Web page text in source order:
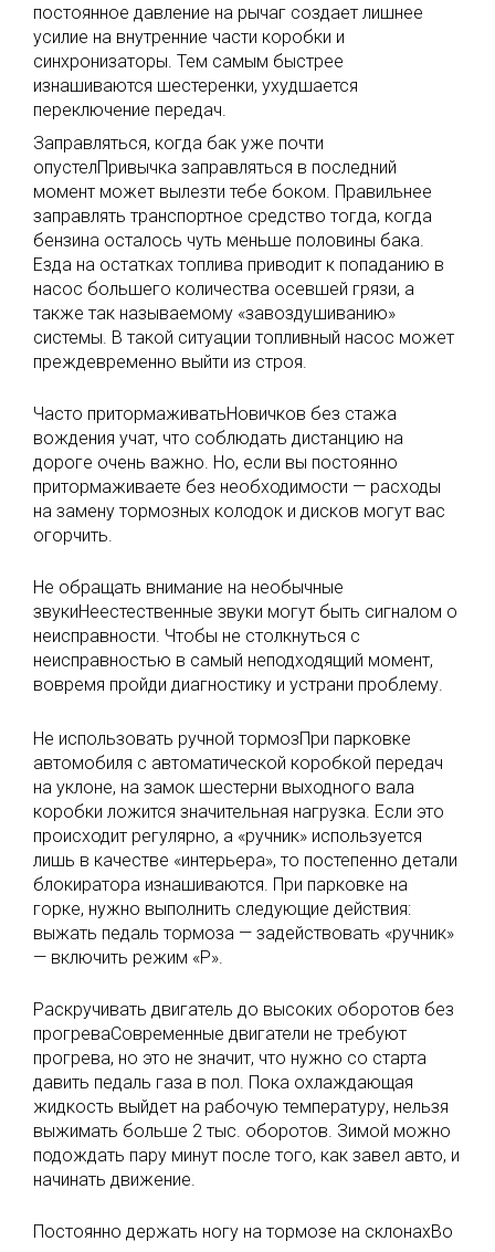
постоянное давление на рычаг создает лишнее
усилие на внутренние части коробки и
синхронизаторы. Тем самым быстрее
изнашиваются шестеренки, ухудшается
переключение передач.
Заправляться, когда бак уже почти
опустелПривычка заправляться в последний
момент может вылезти тебе боком. Правильнее
заправлять транспортное средство тогда, когда
бензина осталось чуть меньше половины бака.
Езда на остатках топлива приводит к попаданию в
насос большего количества осевшей грязи, а
также так называемому «завоздушиванию»
системы. В такой ситуации топливный насос может
преждевременно выйти из строя.
Часто притормаживатьНовичков без стажа
вождения учат, что соблюдать дистанцию на
дороге очень важно. Но, если вы постоянно
притормаживаете без необходимости — расходы
на замену тормозных колодок и дисков могут вас
огорчить.
Не обращать внимание на необычные
звукиНеестественные звуки могут быть сигналом о
неисправности. Чтобы не столкнуться с
неисправностью в самый неподходящий момент,
вовремя пройди диагностику и устрани проблему.
Не использовать ручной тормозПри парковке
автомобиля с автоматической коробкой передач
на уклоне, на замок шестерни выходного вала
коробки ложится значительная нагрузка. Если это
происходит регулярно, а «ручник» используется
лишь в качестве «интерьера», то постепенно детали
блокиратора изнашиваются. При парковке на
горке, нужно выполнить следующие действия:
выжать педаль тормоза — задействовать «ручник»
— включить режим «Р».
Раскручивать двигатель до высоких оборотов без
прогреваСовременные двигатели не требуют
прогрева, но это не значит, что нужно со старта
давить педаль газа в пол. Пока охлаждающая
жидкость выйдет на рабочую температуру, нельзя
выжимать больше 2 тыс. оборотов. Зимой можно
подождать пару минут после того, как завел авто, и
начинать движение.
Постоянно держать ногу на тормозе на склонахВо